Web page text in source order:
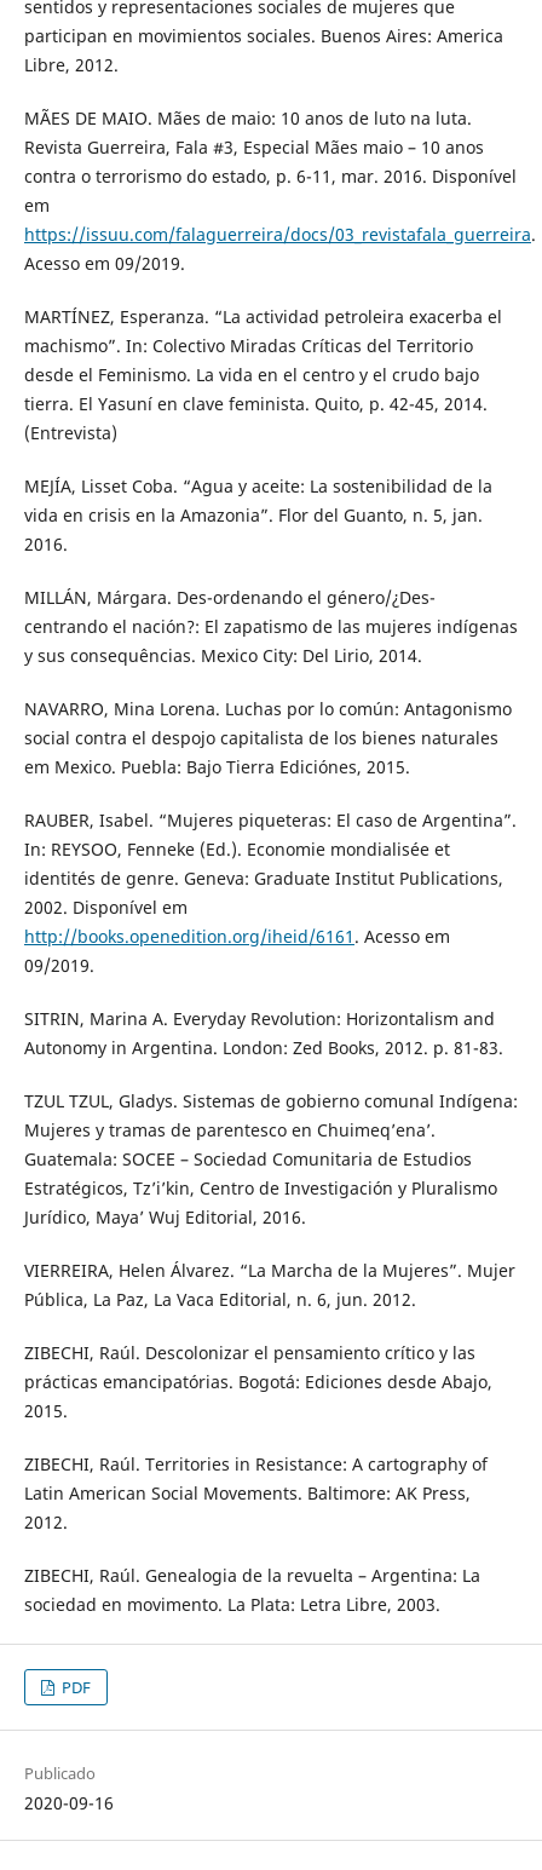
sentidos y representaciones sociales de mujeres que
participan en movimientos sociales. Buenos Aires: America
Libre, 2012.
MÃES DE MAIO. Mães de maio: 10 anos de luto na luta.
Revista Guerreira, Fala #3, Especial Mães maio – 10 anos
contra o terrorismo do estado, p. 6-11, mar. 2016. Disponível
em
https://issuu.com/falaguerreira/docs/03_revistafala_guerreira.
Acesso em 09/2019.
MARTÍNEZ, Esperanza. “La actividad petroleira exacerba el
machismo”. In: Colectivo Miradas Críticas del Territorio
desde el Feminismo. La vida en el centro y el crudo bajo
tierra. El Yasuní en clave feminista. Quito, p. 42-45, 2014.
(Entrevista)
MEJÍA, Lisset Coba. “Agua y aceite: La sostenibilidad de la
vida en crisis en la Amazonia”. Flor del Guanto, n. 5, jan.
2016.
MILLÁN, Márgara. Des-ordenando el género/¿Des-
centrando el nación?: El zapatismo de las mujeres indígenas
y sus consequências. Mexico City: Del Lirio, 2014.
NAVARRO, Mina Lorena. Luchas por lo común: Antagonismo
social contra el despojo capitalista de los bienes naturales
em Mexico. Puebla: Bajo Tierra Ediciónes, 2015.
RAUBER, Isabel. “Mujeres piqueteras: El caso de Argentina”.
In: REYSOO, Fenneke (Ed.). Economie mondialisée et
identités de genre. Geneva: Graduate Institut Publications,
2002. Disponível em
http://books.openedition.org/iheid/6161 . Acesso em
09/2019.
SITRIN, Marina A. Everyday Revolution: Horizontalism and
Autonomy in Argentina. London: Zed Books, 2012. p. 81-83.
TZUL TZUL, Gladys. Sistemas de gobierno comunal Indígena:
Mujeres y tramas de parentesco en Chuimeq’ena’.
Guatemala: SOCEE – Sociedad Comunitaria de Estudios
Estratégicos, Tz’i’kin, Centro de Investigación y Pluralismo
Jurídico, Maya’ Wuj Editorial, 2016.
VIERREIRA, Helen Álvarez. “La Marcha de la Mujeres”. Mujer
Pública, La Paz, La Vaca Editorial, n. 6, jun. 2012.
ZIBECHI, Raúl. Descolonizar el pensamiento crítico y las
prácticas emancipatórias. Bogotá: Ediciones desde Abajo,
2015.
ZIBECHI, Raúl. Territories in Resistance: A cartography of
Latin American Social Movements. Baltimore: AK Press,
2012.
ZIBECHI, Raúl. Genealogia de la revuelta – Argentina: La
sociedad en movimento. La Plata: Letra Libre, 2003.
PDF
Publicado
2020-09-16